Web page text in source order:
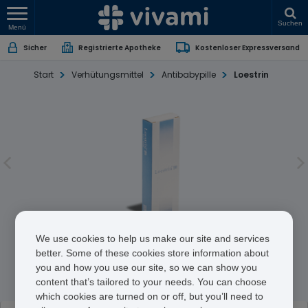
Menü
Suchen
Sicher Registrierte Apotheke Kostenloser Expressversand
Start Verhütungsmittel Antibabypille Loestrin
Loestrin
Ethinylestradiol/Norethisterone
We use cookies to help us make our site and services
better. Some of these cookies store information about
you and how you use our site, so we can show you
content that’s tailored to your needs. You can choose
which cookies are turned on or off, but you’ll need to